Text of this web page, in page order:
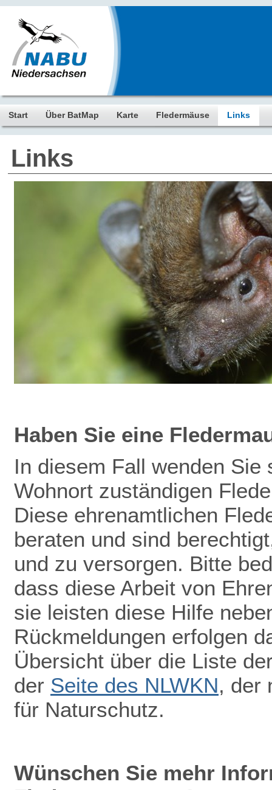
Start Über BatMap Karte Fledermäuse Links
Links
Haben Sie eine
In diesem Fall wenden
Wohnort zuständigen
Diese ehrenamtlichen
beraten und sind
und zu versorgen. Bitte
dass diese Arbeit von
sie leisten diese Hilfe
Rückmeldungen erfolgen
Übersicht über die Liste
der Seite des NLWKN, der
für Naturschutz.
Wünschen Sie mehr